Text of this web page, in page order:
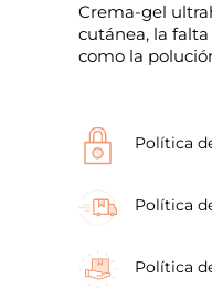
Crema-gel
cutánea, la
como la
Política
Política
Política